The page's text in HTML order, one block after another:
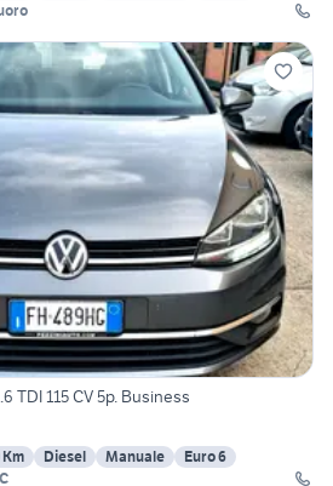
TDI 115 CV 5p. Business
Diesel Manuale
Euro 6